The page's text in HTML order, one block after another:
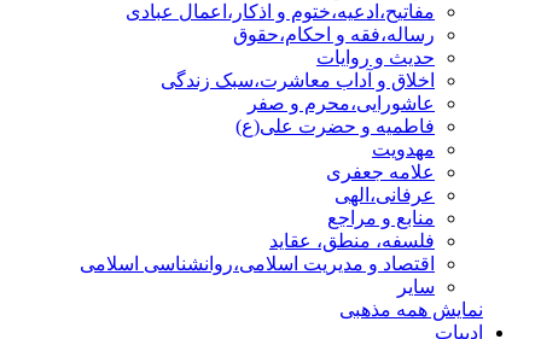
مفاتیح،ادعیه،ختوم و اذکار،اعمال عبادی
رساله،فقه و احکام،حقوق
حدیث و روایات
اخلاق و آداب معاشرت،سبک زندگی
عاشورایی،محرم و صفر
فاطمیه و حضرت علی(ع)
مهدویت
علامه جعفری
عرفانی،الهی
منابع و مراجع
فلسفه، منطق، عقاید
اقتصاد و مدیریت اسلامی،روانشناسی اسلامی
سایر
نمایش همه مذهبی
ادبیات